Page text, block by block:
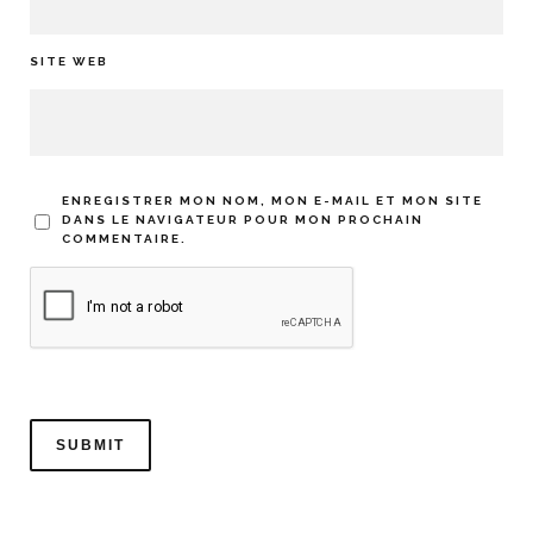
SITE WEB
ENREGISTRER MON NOM, MON E-MAIL ET MON SITE
DANS LE NAVIGATEUR POUR MON PROCHAIN
COMMENTAIRE.